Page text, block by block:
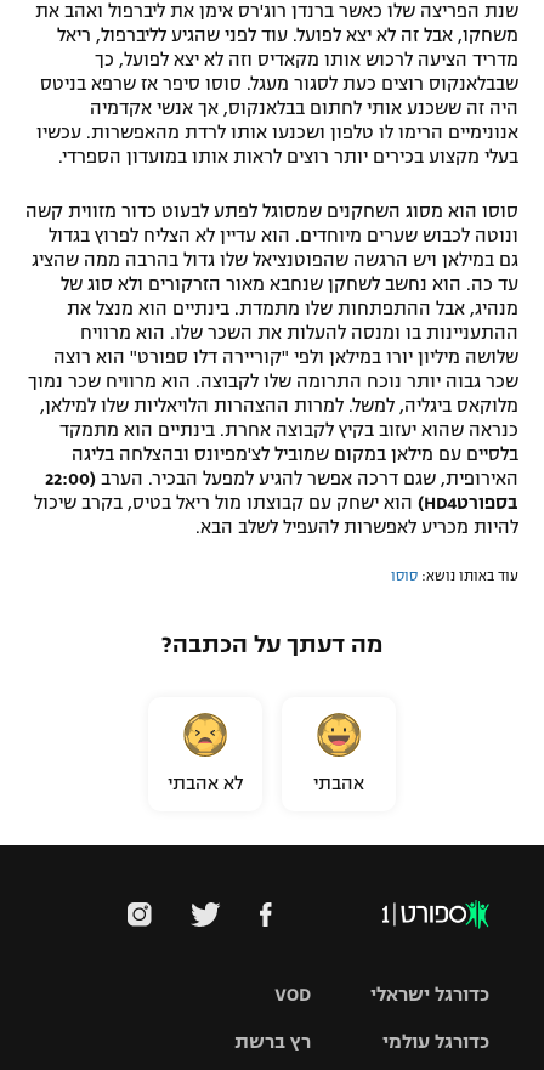
שנת הפריצה שלו כאשר ברנדן רוג'רס אימן את ליברפול ואהב את
משחקו, אבל זה לא יצא לפועל. עוד לפני שהגיע לליברפול, ריאל
מדריד הציעה לרכוש אותו מקאדיס וזה לא יצא לפועל, כך
שבבלאנקוס רוצים כעת לסגור מעגל. סוסו סיפר אז שרפא בניטס
היה זה ששכנע אותי לחתום בבלאנקוס, אך אנשי אקדמיה
אנונימיים הרימו לו טלפון ושכנעו אותו לרדת מהאפשרות. עכשיו
בעלי מקצוע בכירים יותר רוצים לראות אותו במועדון הספרדי.
סוסו הוא מסוג השחקנים שמסוגל לפתע לבעוט כדור מזווית קשה
ונוטה לכבוש שערים מיוחדים. הוא עדיין לא הצליח לפרוץ בגדול
גם במילאן ויש הרגשה שהפוטנציאל שלו גדול בהרבה ממה שהציג
עד כה. הוא נחשב לשחקן שנחבא מאור הזרקורים ולא סוג של
מנהיג, אבל ההתפתחות שלו מתמדת. בינתיים הוא מנצל את
ההתעניינות בו ומנסה להעלות את השכר שלו. הוא מרוויח
שלושה מיליון יורו במילאן ולפי "קוריירה דלו ספורט" הוא רוצה
שכר גבוה יותר נוכח התרומה שלו לקבוצה. הוא מרוויח שכר נמוך
מלוקאס ביגליה, למשל. למרות ההצהרות הלויאליות שלו למילאן,
כנראה שהוא יעזוב בקיץ לקבוצה אחרת. בינתיים הוא מתמקד
בלסיים עם מילאן במקום שמוביל לצ'מפיונס ובהצלחה בליגה
האירופית, שגם דרכה אפשר להגיע למפעל הבכיר. הערב (22:00
בספורטHD4)
הוא ישחק עם קבוצתו מול ריאל בטיס, בקרב שיכול
להיות מכריע לאפשרות להעפיל לשלב הבא.
עוד באותו נושא: סוסו
מה דעתך על הכתבה?
אהבתי לא אהבתי
VOD
רץ ברשת
כדורגל ישראלי
כדורגל עולמי